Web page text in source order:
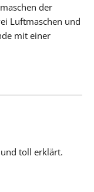
der
Luftmaschen und
mit einer
toll erklärt.